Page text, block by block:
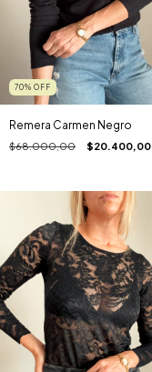
70% OFF
Remera Carmen Negro
$68.000,00 $20.400,00